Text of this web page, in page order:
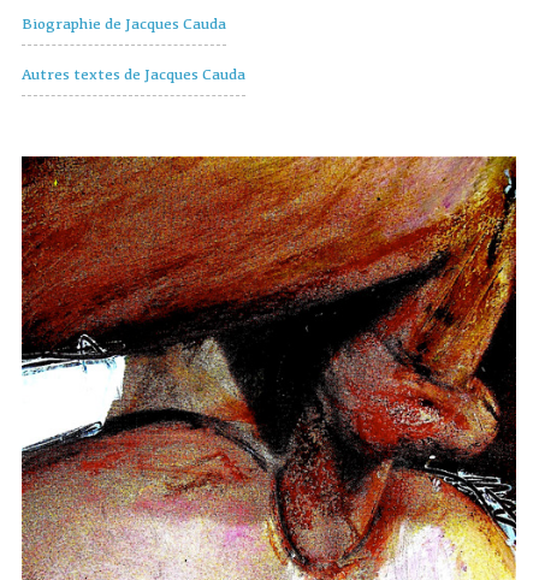
Biographie de Jacques Cauda
Autres textes de Jacques Cauda